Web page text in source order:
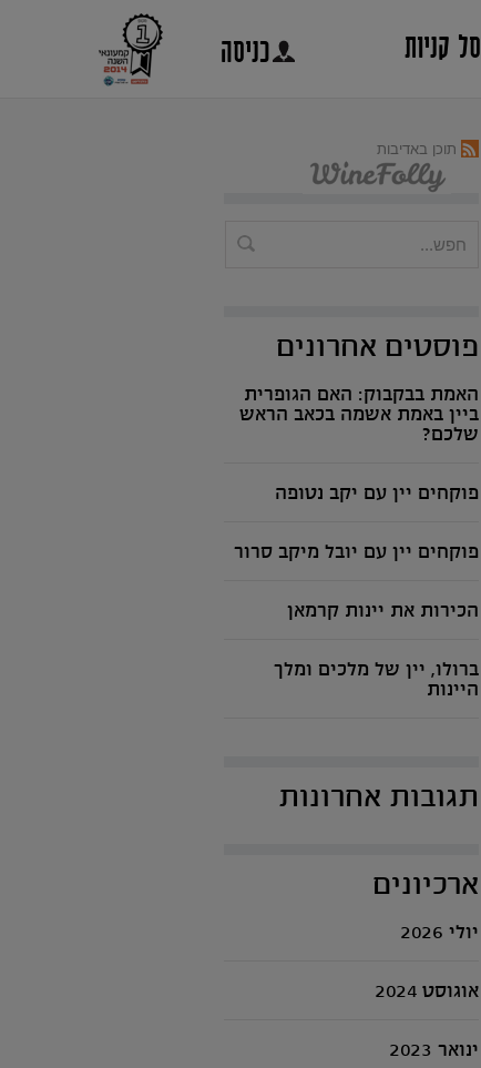
סל קניות כניסה
תוכן באדיבות
פוסטים אחרונים
האמת בבקבוק: האם הגופרית
ביין באמת אשמה בכאב הראש
שלכם?
פוקחים יין עם יקב נטופה
פוקחים יין עם יובל מיקב סרור
הכירות את יינות קרמאן
ברולו, יין של מלכים ומלך
היינות
תגובות אחרונות
ארכיונים
יולי 2026
אוגוסט 2024
ינואר 2023